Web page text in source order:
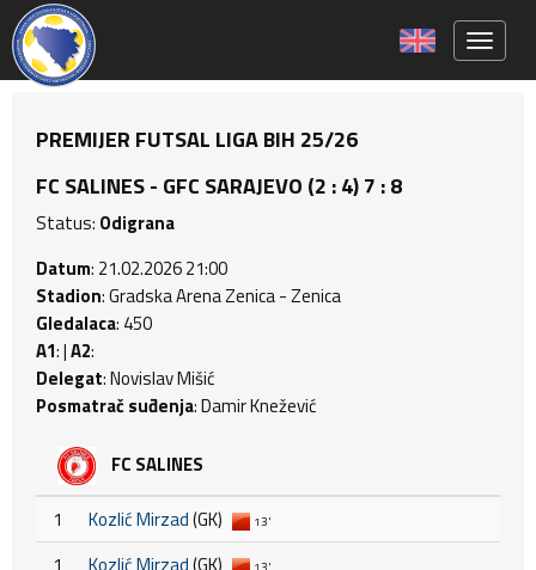
PREMIJER FUTSAL LIGA BIH 25/26
FC SALINES - GFC SARAJEVO (2 : 4) 7 : 8
Status: Odigrana
Datum: 21.02.2026 21:00
Stadion: Gradska Arena Zenica - Zenica
Gledalaca: 450
A1: |A2:
Delegat: Novislav Mišić
Posmatrač suđenja: Damir Knežević
FC SALINES
1 Kozlić Mirzad(GK) 13'